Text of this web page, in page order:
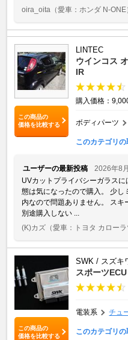
oira_oita （愛車：ホンダ N-ONE
この商品の
価格を比較する
LINTEC
ウインコス
IR
購入価格：
ボディパーツ
このカテゴリ
ユーザーの最新投稿
2026年8
UVカットプライバシーガラス
態は気になったので購入。 少し
内なので問題ありません。 ス
別途購入しない ...
(K)カズ （愛車：トヨタ カロー
この商品の
価格を比較する
SWK / スズキ
スポーツ
電装系 チュ
このカテゴリ